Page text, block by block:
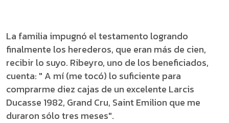
La familia impugnó el testamento logrando
finalmente los herederos, que eran más de cien,
recibir lo suyo. Ribeyro, uno de los beneficiados,
cuenta: " A mí (me tocó) lo suficiente para
comprarme diez cajas de un excelente Larcis
Ducasse 1982, Grand Cru, Saint Emilion que me
duraron sólo tres meses".